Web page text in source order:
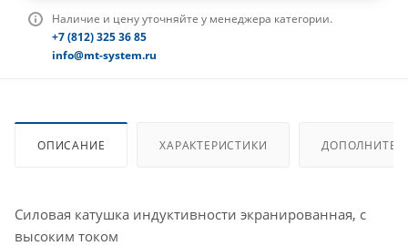
Наличие и цену уточняйте у менеджера категории.
+7 (812) 325 36 85
info@mt-system.ru
ОПИСАНИЕ ХАРАКТЕРИСТИКИ
Силовая катушка индуктивности экранированная, с
высоким током